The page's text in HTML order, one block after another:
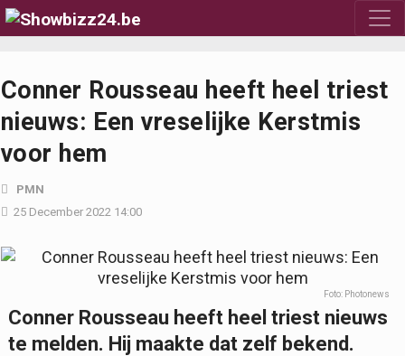
Conner Rousseau heeft heel triest
nieuws: Een vreselijke Kerstmis
voor hem
PMN
25 December 2022 14:00
Foto: Photonews
Conner Rousseau heeft heel triest nieuws
te melden. Hij maakte dat zelf bekend.